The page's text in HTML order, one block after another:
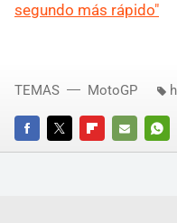
segundo más rápido"
FACEBOOKTWITTERFLIPBOARD
E-
TEMAS MotoGP